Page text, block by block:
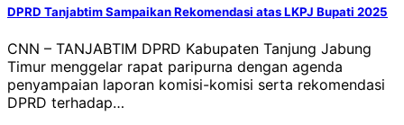
DPRD Tanjabtim Sampaikan Rekomendasi atas LKPJ Bupati 2025
CNN – TANJABTIM DPRD Kabupaten Tanjung Jabung
Timur menggelar rapat paripurna dengan agenda
penyampaian laporan komisi-komisi serta rekomendasi
DPRD terhadap…